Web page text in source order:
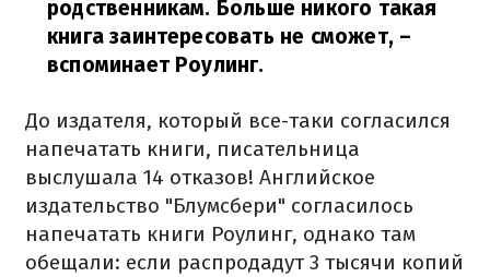
родственникам. Больше никого такая
книга заинтересовать не сможет, –
вспоминает Роулинг.
До издателя, который все-таки согласился
напечатать книги, писательница
выслушала 14 отказов! Английское
издательство "Блумсбери" согласилось
напечатать книги Роулинг, однако там
обещали: если распродадут 3 тысячи копий